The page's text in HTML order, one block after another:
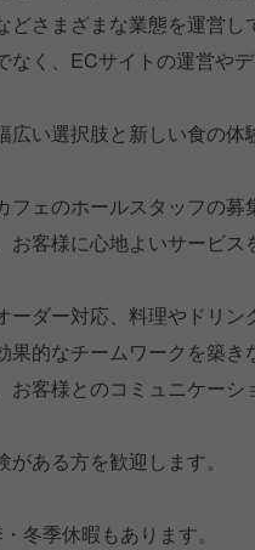
さまざまな業態を運営し
なく、ECサイトの運営や
い選択肢と新しい食の体
ェのホールスタッフの募
お客様に心地よいサービ
ダー対応、料理やドリン
果的なチームワークを築き
お客様とのコミュニケー
ある方を歓迎します。
冬季休暇もあります。